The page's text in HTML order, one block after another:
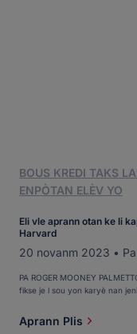
BOUS KREDI TAKS
ENPÒTAN ELÈV YO
Eli vle aprann otan ke li
Harvard
20 novanm 2023 • Pa
PA ROGER MOONEY
fikse je l sou yon karyè nan
"Mwen vle aprann otan mwen
Aprann Plis